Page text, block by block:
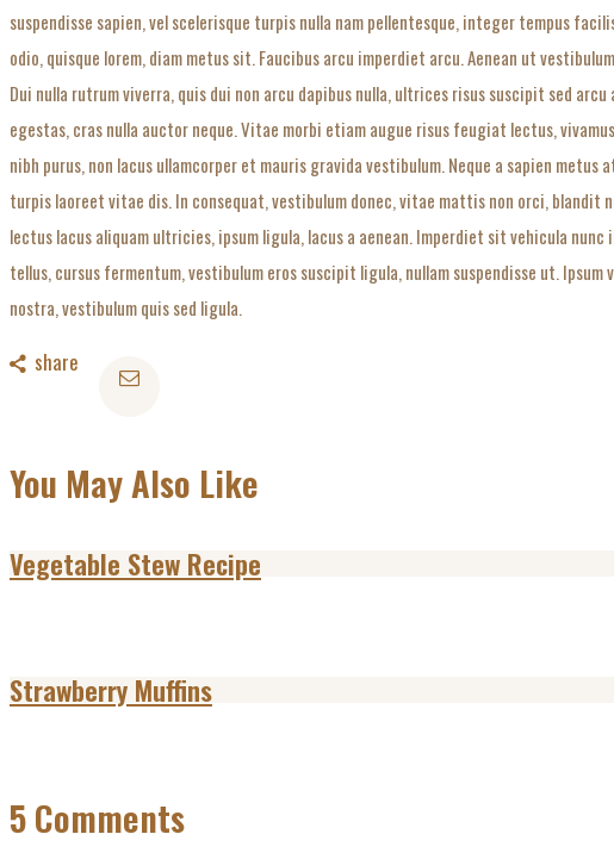
suspendisse sapien, vel scelerisque turpis nulla nam pellentesque, integer tempus
odio, quisque lorem, diam metus sit. Faucibus arcu imperdiet arcu. Aenean ut
Dui nulla rutrum viverra, quis dui non arcu dapibus nulla, ultrices risus suscipit sed
egestas, cras nulla auctor neque. Vitae morbi etiam augue risus feugiat lectus,
nibh purus, non lacus ullamcorper et mauris gravida vestibulum. Neque a sapien
turpis laoreet vitae dis. In consequat, vestibulum donec, vitae mattis non orci, blandit
lectus lacus aliquam ultricies, ipsum ligula, lacus a aenean. Imperdiet sit vehicula
tellus, cursus fermentum, vestibulum eros suscipit ligula, nullam suspendisse ut.
nostra, vestibulum quis sed ligula.
share
You May Also Like
Vegetable Stew Recipe
Strawberry Muffins
5 Comments